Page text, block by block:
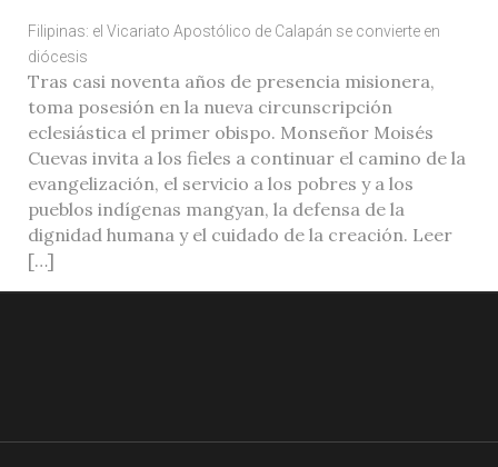
Filipinas: el Vicariato Apostólico de Calapán se convierte en
diócesis
Tras casi noventa años de presencia misionera,
toma posesión en la nueva circunscripción
eclesiástica el primer obispo. Monseñor Moisés
Cuevas invita a los fieles a continuar el camino de la
evangelización, el servicio a los pobres y a los
pueblos indígenas mangyan, la defensa de la
dignidad humana y el cuidado de la creación. Leer
[…]